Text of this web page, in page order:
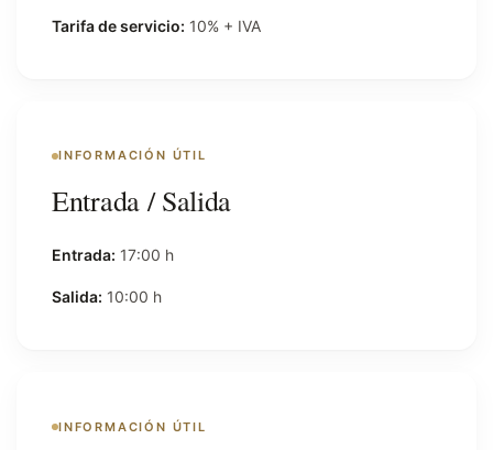
Tarifa de servicio: 10% + IVA
INFORMACIÓN ÚTIL
Entrada / Salida
Entrada: 17:00 h
Salida: 10:00 h
INFORMACIÓN ÚTIL